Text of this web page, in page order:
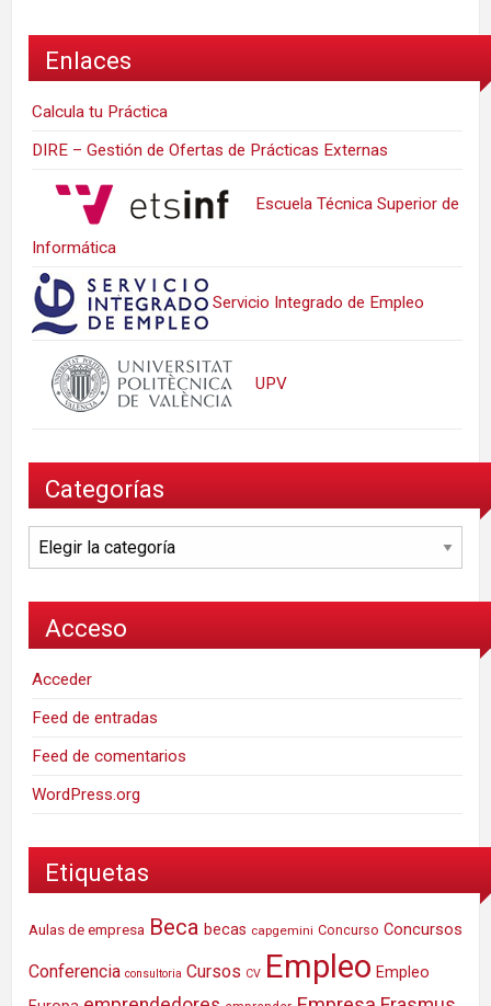
Enlaces
Calcula tu Práctica
DIRE – Gestión de Ofertas de Prácticas Externas
Escuela Técnica Superior de
Informática
Servicio Integrado de Empleo
UPV
Categorías
Categorías
Acceso
Acceder
Feed de entradas
Feed de comentarios
WordPress.org
Etiquetas
Aulas de empresa Beca becas capgemini Concurso Concursos
Conferencia consultoria Cursos CV Empleo Empleo